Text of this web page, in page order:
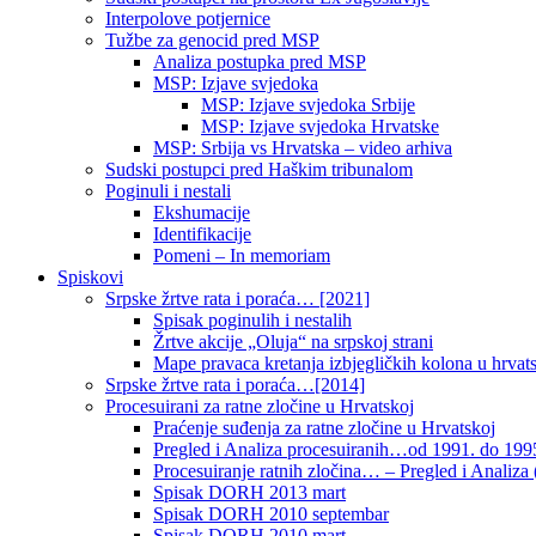
Interpolove potjernice
Tužbe za genocid pred MSP
Analiza postupka pred MSP
MSP: Izjave svjedoka
MSP: Izjave svjedoka Srbije
MSP: Izjave svjedoka Hrvatske
MSP: Srbija vs Hrvatska – video arhiva
Sudski postupci pred Haškim tribunalom
Poginuli i nestali
Ekshumacije
Identifikacije
Pomeni – In memoriam
Spiskovi
Srpske žrtve rata i poraća… [2021]
Spisak poginulih i nestalih
Žrtve akcije „Oluja“ na srpskoj strani
Mape pravaca kretanja izbjegličkih kolona u
Srpske žrtve rata i poraća…[2014]
Procesuirani za ratne zločine u Hrvatskoj
Praćenje suđenja za ratne zločine u Hrvatskoj
Pregled i Analiza procesuiranih…od 1991. do
Procesuiranje ratnih zločina… – Pregled i Analiza
Spisak DORH 2013 mart
Spisak DORH 2010 septembar